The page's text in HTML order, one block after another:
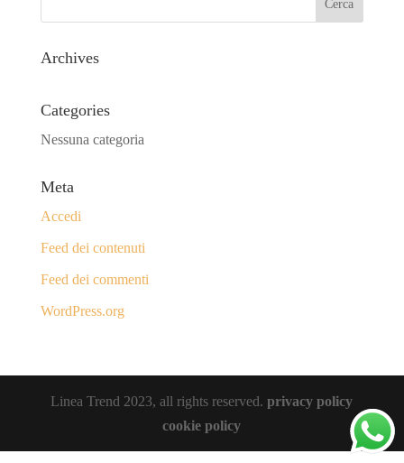
Archives
Categories
Nessuna categoria
Meta
Accedi
Feed dei contenuti
Feed dei commenti
WordPress.org
Linea Trend 2023, all rights reserved.privacy policy
cookie policy